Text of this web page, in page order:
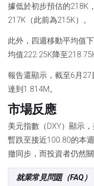
據低於初步預估的218K
217K（此前為215K）。
此外，四週移動平均值
均值222.25K降至
報告還顯示，截至6月27
達到1.814M。
市場反應
美元指數（DXY）顯示
暫跌至接近100.80的本
撤同步，而投資者仍然
就業常見問題（FAQ）